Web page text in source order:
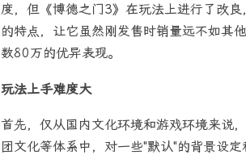
度，但《博德之门3》在玩法上进行了改
的特点，让它虽然刚发售时销量远不如其
数80万的优异表现。
玩法上手难度大
首先，仅从国内文化环境和游戏环境来说
团文化等体系中，对一些"默认"的背景设